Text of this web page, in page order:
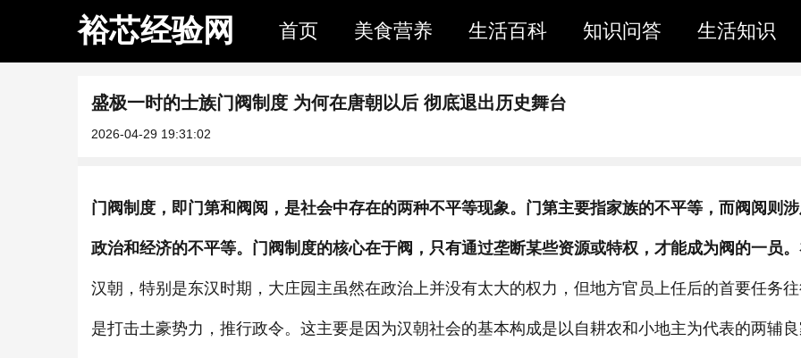
裕芯经验网 首页 美食营养 生活百科 知识问答 生活知识
盛极一时的士族门阀制度 为何在唐朝以后 彻底退出历史舞台
2026-04-29 19:31:02
门阀制度，即门第和阀阅，是社会中存在的两种不平等现象。门第主要指家族的不平等，而阀阅则
政治和经济的不平等。门阀制度的核心在于阀，只有通过垄断某些资源或特权，才能成为阀的一员。
汉朝，特别是东汉时期，大庄园主虽然在政治上并没有太大的权力，但地方官员上任后的首要任务
是打击土豪势力，推行政令。这主要是因为汉朝社会的基本构成是以自耕农和小地主为代表的两辅